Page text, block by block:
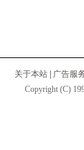
关于本站
广告服
Copyright (C)